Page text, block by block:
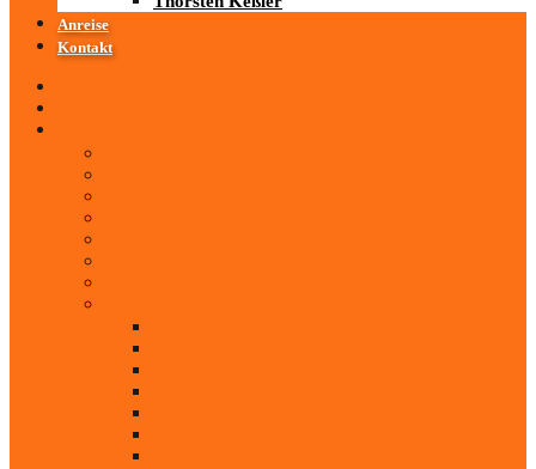
Anreise
Kontakt